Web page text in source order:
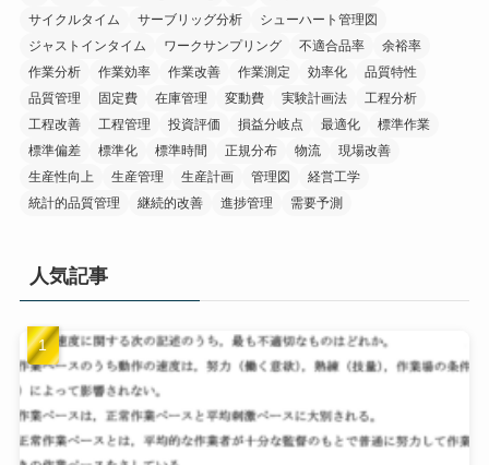
サイクルタイム
サーブリッグ分析
シューハート管理図
ジャストインタイム
ワークサンプリング 不適合品率
余裕率
作業分析
作業効率 作業改善 作業測定 効率化
品質特性
品質管理
固定費 在庫管理 変動費 実験計画法
工程分析
工程改善
工程管理 投資評価 損益分岐点 最適化
標準作業
標準偏差
標準化 標準時間 正規分布 物流
現場改善
生産性向上
生産管理 生産計画 管理図
経営工学
統計的品質管理
継続的改善 進捗管理 需要予測
人気記事